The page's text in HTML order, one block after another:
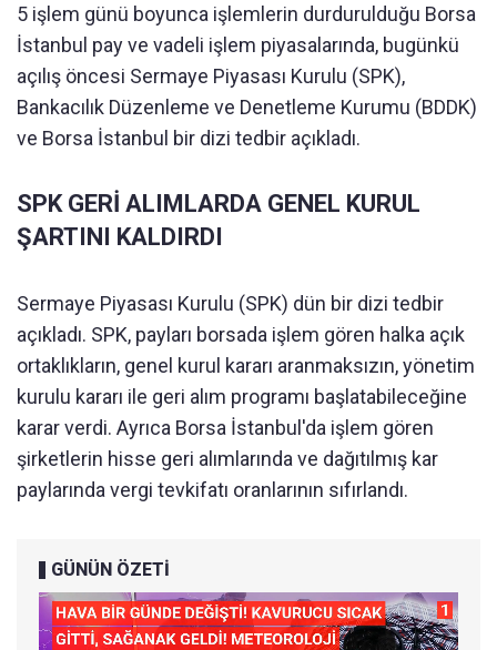
5 işlem günü boyunca işlemlerin durdurulduğu Borsa
İstanbul pay ve vadeli işlem piyasalarında, bugünkü
açılış öncesi Sermaye Piyasası Kurulu (SPK),
Bankacılık Düzenleme ve Denetleme Kurumu (BDDK)
ve Borsa İstanbul bir dizi tedbir açıkladı.
SPK GERİ ALIMLARDA GENEL KURUL
ŞARTINI KALDIRDI
Sermaye Piyasası Kurulu (SPK) dün bir dizi tedbir
açıkladı. SPK, payları borsada işlem gören halka açık
ortaklıkların, genel kurul kararı aranmaksızın, yönetim
kurulu kararı ile geri alım programı başlatabileceğine
karar verdi. Ayrıca Borsa İstanbul'da işlem gören
şirketlerin hisse geri alımlarında ve dağıtılmış kar
paylarında vergi tevkifatı oranlarının sıfırlandı.
GÜNÜN ÖZETİ